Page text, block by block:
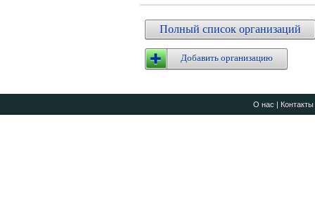
Полный список организаций
Добавить организацию
О нас | Контакты